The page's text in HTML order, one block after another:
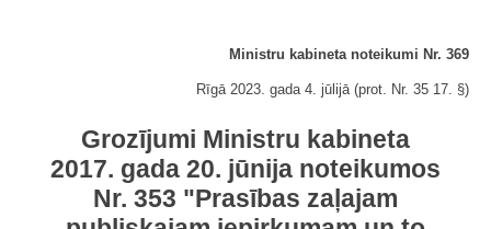
Ministru kabineta noteikumi Nr. 369
Rīgā 2023. gada 4. jūlijā (prot. Nr. 35 17. §)
Grozījumi Ministru kabineta
2017. gada 20. jūnija noteikumos
Nr. 353 "Prasības zaļajam